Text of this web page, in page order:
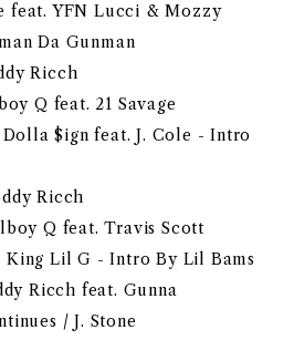
feat. YFN Lucci & Mozzy
Da Gunman
Ricch
Q feat. 21 Savage
$ign feat. J. Cole - Intro
Ricch
Q feat. Travis Scott
King Lil G - Intro By Lil Bams
Ricch feat. Gunna
/ J. Stone